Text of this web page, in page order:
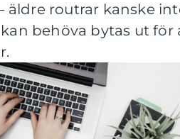
äldre routrar kanske
behöva bytas ut för